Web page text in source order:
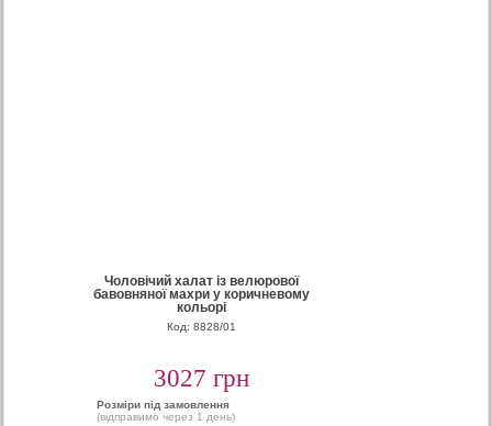
Чоловічий халат із велюрової
бавовняної махри у коричневому
кольорі
Код: 8828/01
3027 грн
Розміри під замовлення
(відправимо через 1 день)